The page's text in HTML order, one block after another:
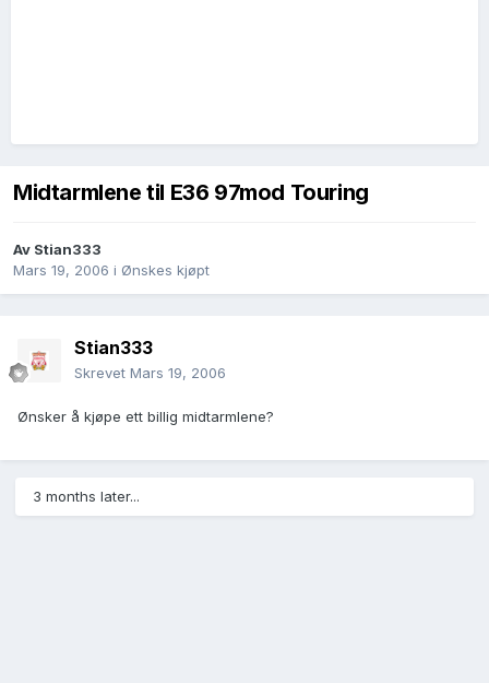
Midtarmlene til E36 97mod Touring
Av Stian333
Mars 19, 2006 i Ønskes kjøpt
Stian333
Skrevet Mars 19, 2006
Ønsker å kjøpe ett billig midtarmlene?
3 months later...